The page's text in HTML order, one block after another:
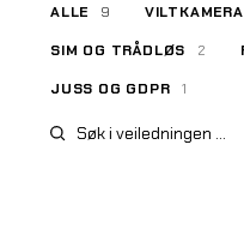
ALLE 9 VILTKAMERA
SIM OG TRÅDLØS
2
JUSS OG GDPR
1